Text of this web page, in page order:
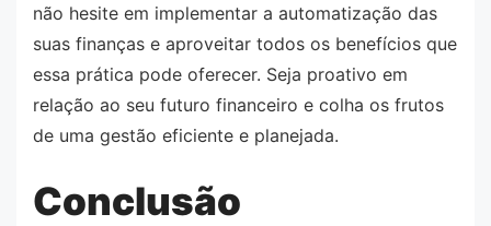
não hesite em implementar a automatização das
suas finanças e aproveitar todos os benefícios que
essa prática pode oferecer. Seja proativo em
relação ao seu futuro financeiro e colha os frutos
de uma gestão eficiente e planejada.
Conclusão